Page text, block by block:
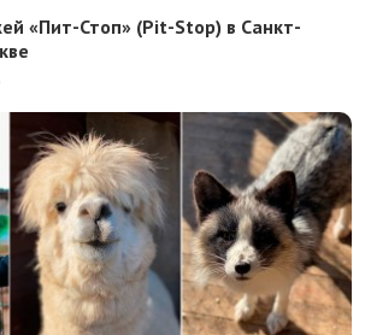
«Пит-Стоп» (Pit-Stop) в Санкт-